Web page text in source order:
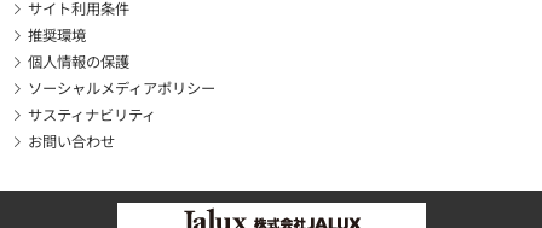
サイト利用条件
推奨環境
個人情報の保護
ソーシャルメディアポリシー
サスティナビリティ
お問い合わせ